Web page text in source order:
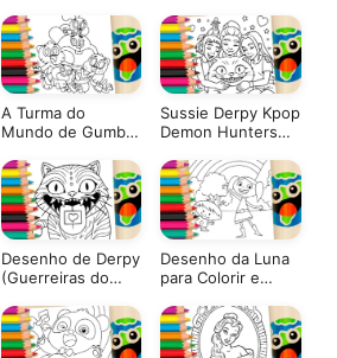
A Turma do
Mundo de Gumball
Sussie Derpy Kpop
Demon Hunters
Imprimir: Pinte
Online com Cores
Mágicas
Desenho de Derpy
(Guerreiras do
Desenho da Luna
para Colorir e